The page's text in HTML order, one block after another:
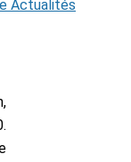
Actualités